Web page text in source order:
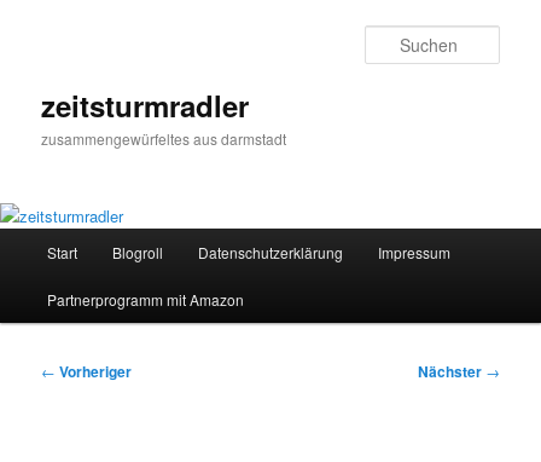
zeitsturmradler
zusammengewürfeltes aus darmstadt
Start Blogroll Datenschutzerklärung Impressum
Partnerprogramm mit Amazon
Beitragsnavigation
← Vorheriger Nächster →